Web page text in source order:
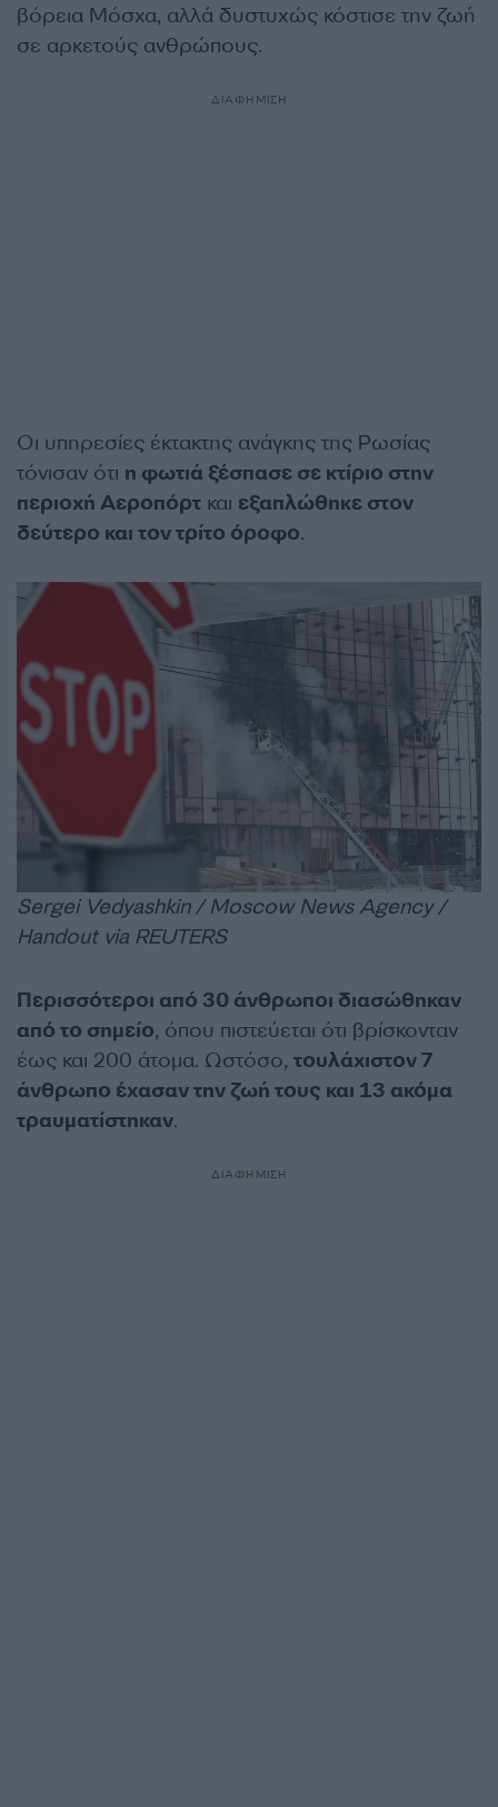
βόρεια Μόσχα, αλλά δυστυχώς κόστισε την ζωή
σε αρκετούς ανθρώπους.
ΔΙΑΦΗΜΙΣΗ
Οι υπηρεσίες έκτακτης ανάγκης της Ρωσίας
τόνισαν ότι η φωτιά ξέσπασε σε κτίριο στην
περιοχή Αεροπόρτ και εξαπλώθηκε στον
δεύτερο και τον τρίτο όροφο.
Sergei Vedyashkin / Moscow News Agency /
Handout via REUTERS
Περισσότεροι από 30 άνθρωποι διασώθηκαν
από το σημείο, όπου πιστεύεται ότι βρίσκονταν
έως και 200 άτομα. Ωστόσο, τουλάχιστον 7
άνθρωπο έχασαν την ζωή τους και 13 ακόμα
τραυματίστηκαν.
ΔΙΑΦΗΜΙΣΗ